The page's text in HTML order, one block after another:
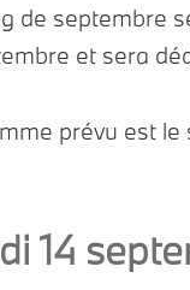
de septembre
et sera
prévu est le
14